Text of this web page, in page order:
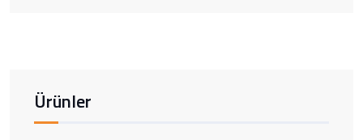
Ürünler